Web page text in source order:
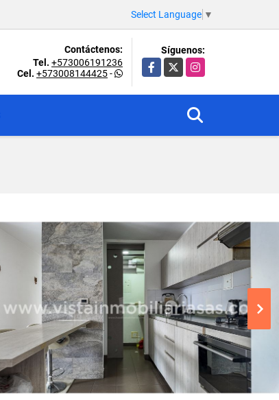
Select Language ▼
Contáctenos:
Tel. +573006191236
Cel. +573008144425-
Síguenos:
Facebook
X Instagram